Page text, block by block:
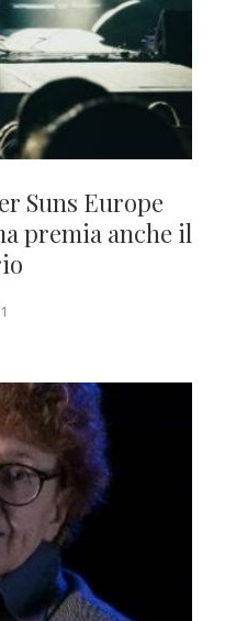
Suns Europe
premia anche il